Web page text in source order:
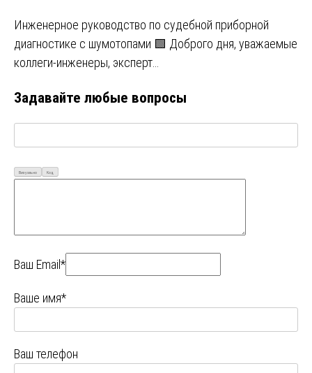
Инженерное руководство по судебной приборной
диагностике с шумотопами 🟩 Доброго дня, уважаемые
коллеги-инженеры, эксперт…
Задавайте любые вопросы
Визуально Код
Ваш Email*
Ваше имя*
Ваш телефон